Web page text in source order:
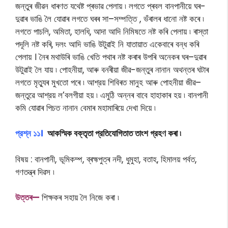
জন্তুৰ জীৱন ধাৰণত যথেষ্ট প্ৰভাৱ পেলায় ৷ লগতে প্ৰবল বানপানীয়ে ঘৰ-
দুৱাৰ ভাঙি লৈ যোৱাৰ লগতে ঘৰৰ সা–সম্পত্তি , ভঁৰালৰ ধানো নষ্ট কৰে ৷
লগতে পাচলি, অমিতা, হালধি, আদা আদি নিমিষতে নষ্ট কৰি পেলায় ৷ ৰাস্তা
পদূলি নষ্ট কৰি, দলং আদি ভাঙি উটুৱাই নি যাতায়াত একেবাৰে বন্ধ কৰি
পেলায় । নৈৰ মথাউৰি ভাঙি খেতি পথাৰ নষ্ট কৰাৰ উপৰি অনেকৰ ঘৰ–দুৱাৰ
উটুৱাই লৈ যায় ৷ পােহনীয়া, আৰু বনৰীয়া জীৱ-জন্তুৰ নানান অথন্তৰ ঘটাৰ
লগতে মৃত্যুৰ মুখতাে পৰে ৷ আশ্রয় শিবিৰত মানুহ আৰু পােহনীয়া জীৱ–
জন্তুৱে আশ্রয় ল’বলগীয়া হয় ৷ এমুঠি অন্নৰ বাবে হাহাকাৰ হয় ৷ বানপানী
কমি যােৱাৰ পিচত নানান বেমাৰ মহামাৰিয়ে দেখা দিয়ে ৷
প্রশ্ন ১১। আকস্মিক বক্তৃতা প্রতিযােগিতাত তাংশ গ্রহণ কৰা ৷
বিষয় : বানপানী, ভূমিকম্প, ব্ৰহ্মপুত্ৰ নদী, ধুমুহা, বতাহ, হিমালয় পৰ্বত,
গণতন্ত্ৰ দিৱস ৷
উত্তৰ— শিক্ষকৰ সহায় লৈ নিজে কৰা ৷